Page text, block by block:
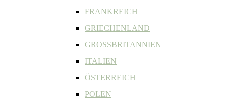
FRANKREICH
GRIECHENLAND
GROSSBRITANNIEN
ITALIEN
ÖSTERREICH
POLEN